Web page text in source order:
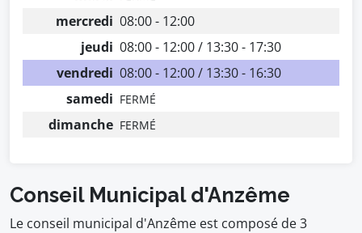
mercredi 08:00 - 12:00
jeudi 08:00 - 12:00 / 13:30 - 17:30
vendredi 08:00 - 12:00 / 13:30 - 16:30
samedi FERMÉ
dimanche FERMÉ
Conseil Municipal d'Anzême
Le conseil municipal d'Anzême est composé de 3